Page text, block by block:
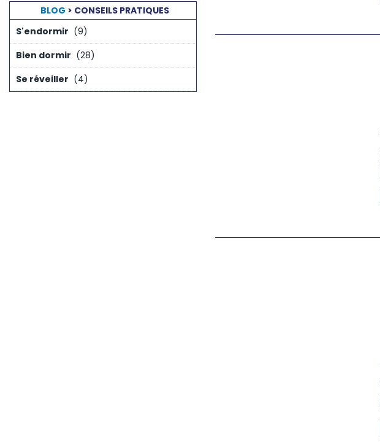
BLOG > CONSEILS PRATIQUES
S'endormir (9)
Bien dormir (28)
Se réveiller (4)